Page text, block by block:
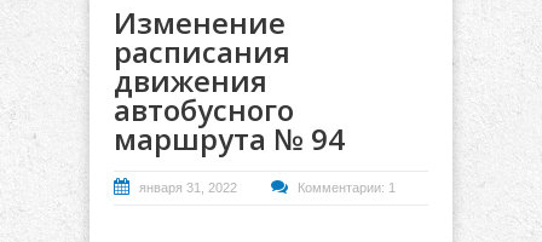
Изменение
расписания
движения
автобусного
маршрута № 94
января 31, 2022 Комментарии: 1